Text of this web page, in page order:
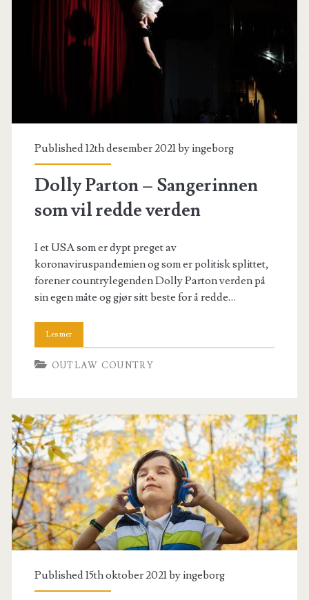
Published 12th desember 2021 byingeborg
Dolly Parton – Sangerinnen
som vil redde verden
I et USA som er dypt preget av
koronaviruspandemien og som er politisk splittet,
forener countrylegenden Dolly Parton verden på
sin egen måte og gjør sitt beste for å redde…
OUTLAW COUNTRY
Published 15th oktober 2021 byingeborg